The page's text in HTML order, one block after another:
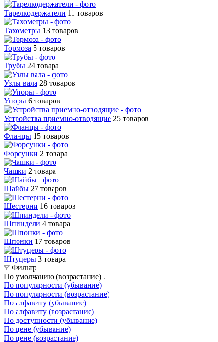
Тарелкодержатели 11 товаров
Тахометры 13 товаров
Тормоза 5 товаров
Трубы 24 товара
Узлы вала 28 товаров
Упоры 6 товаров
Устройства приемно-отводящие 25 товаров
Фланцы 15 товаров
Форсунки 2 товара
Чашки 2 товара
Шайбы 27 товаров
Шестерни 16 товаров
Шпиндели 4 товара
Шпонки 17 товаров
Штуцеры 3 товара
Фильтр
По умолчанию (возрастание)
По популярности (убывание)
По популярности (возрастание)
По алфавиту (убывание)
По алфавиту (возрастание)
По доступности (убывание)
По цене (убывание)
По цене (возрастание)